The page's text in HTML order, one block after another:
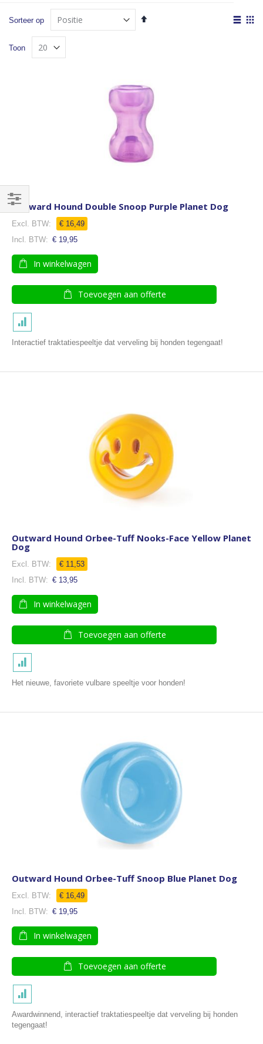
Sorteer op
Van
Toon
Outward Hound Double Snoop Purple Planet Dog
€ 16,49
€ 19,95
In winkelwagen
Toevoegen aan offerte
Interactief traktatiespeeltje dat verveling bij honden tegengaat!
Outward Hound Orbee-Tuff Nooks-Face Yellow Planet
Dog
€ 11,53
€ 13,95
In winkelwagen
Toevoegen aan offerte
Het nieuwe, favoriete vulbare speeltje voor honden!
Outward Hound Orbee-Tuff Snoop Blue Planet Dog
€ 16,49
€ 19,95
In winkelwagen
Toevoegen aan offerte
Awardwinnend, interactief traktatiespeeltje dat verveling bij honden
tegengaat!
Filteren